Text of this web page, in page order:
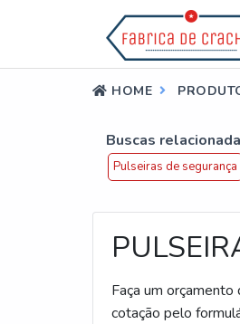
HOME
Buscas
Pulseiras de segurança
Faça um
cotação pelo